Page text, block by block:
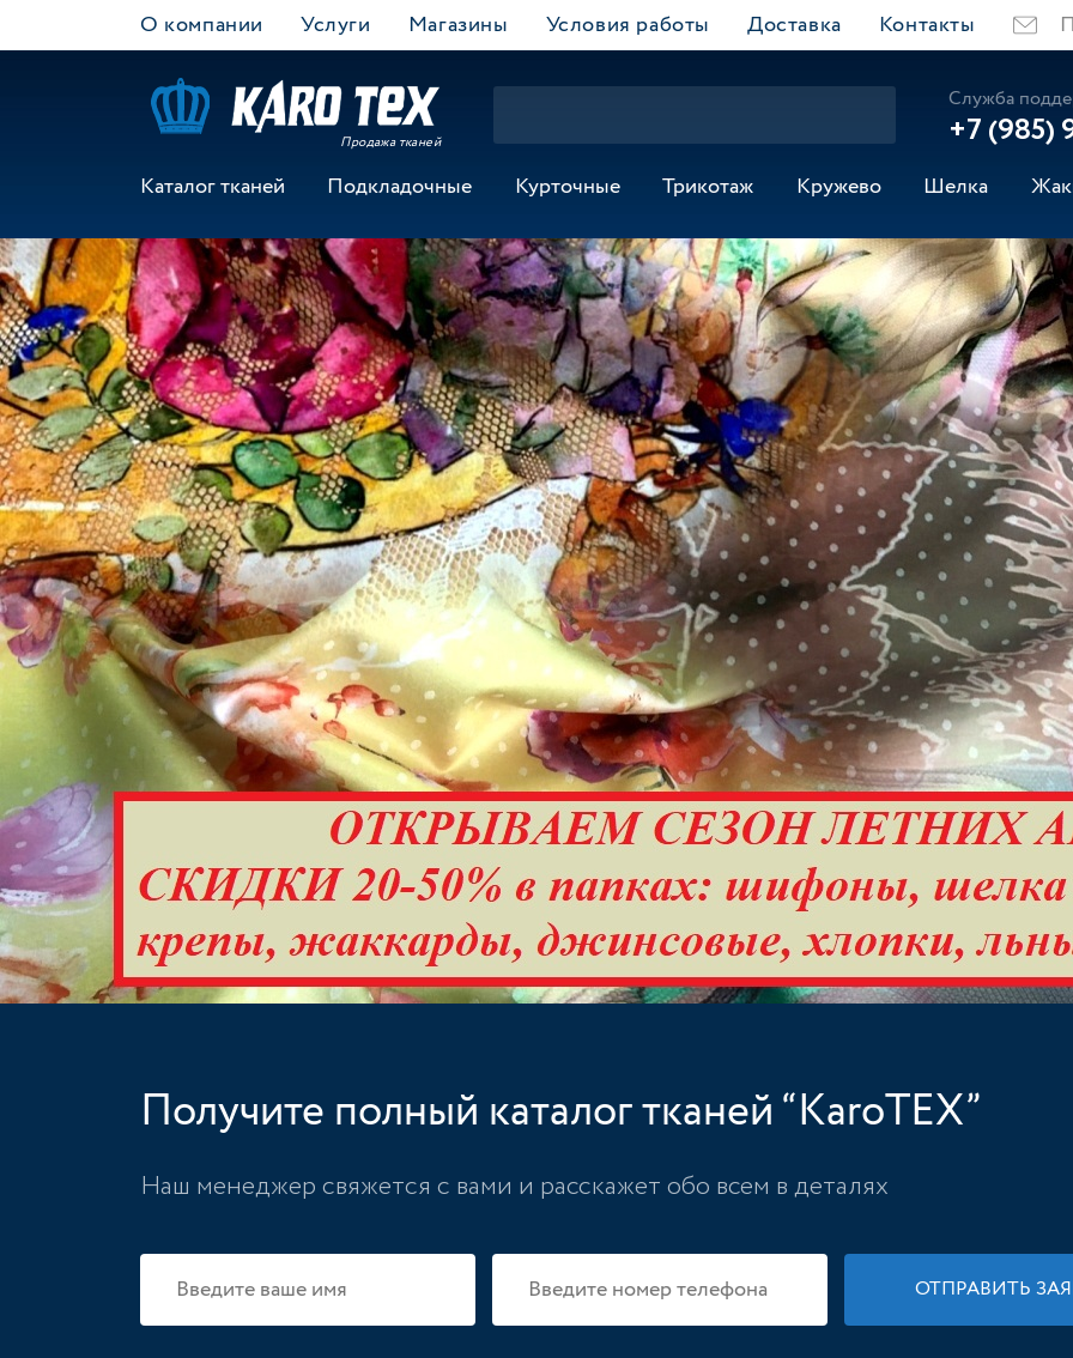
О компании Услуги Магазины Условия работы Доставка Контакты
Продажа тканей
Служба
+7 (985)
Каталог тканей Подкладочные Курточные Трикотаж Кружево Шелка
Получите полный каталог тканей “KaroTEX”
Наш менеджер свяжется с вами и расскажет обо всем в деталях